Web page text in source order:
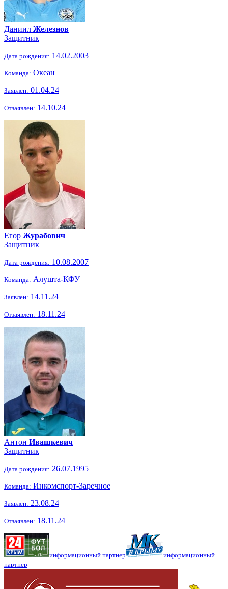
Даниил Железнов
Защитник
Дата рождения: 14.02.2003
Команда: Океан
Заявлен: 01.04.24
Отзаявлен: 14.10.24
Егор Журабович
Защитник
Дата рождения: 10.08.2007
Команда: Алушта-КФУ
Заявлен: 14.11.24
Отзаявлен: 18.11.24
Антон Ивашкевич
Защитник
Дата рождения: 26.07.1995
Команда: Инкомспорт-Заречное
Заявлен: 23.08.24
Отзаявлен: 18.11.24
информационный партнер
информационный
партнер